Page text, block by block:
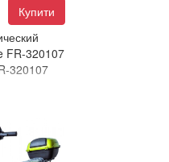
Купити
FR-320107
320107